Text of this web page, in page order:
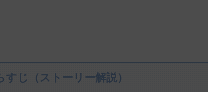
じ（ストーリー解説）